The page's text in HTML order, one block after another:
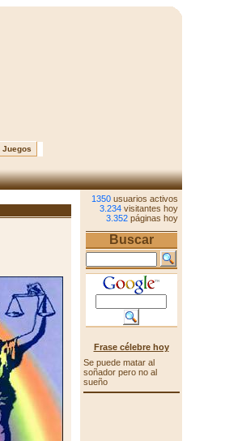
Juegos
1350 usuarios activos
3.234 visitantes hoy
3.352 páginas hoy
Buscar
Frase célebre hoy
Se puede matar al
soñador pero no al
sueño